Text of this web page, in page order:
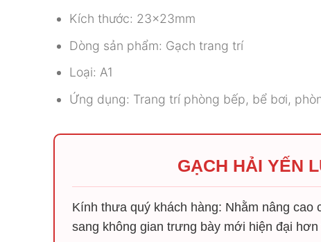
Kích thước: 23x23mm
Dòng sản phẩm: Gạch trang trí
Loại: A1
Ứng dụng: Trang trí phòng bếp, bể bơi,
GẠCH HẢI YẾN
Kính thưa quý khách hàng: Nhằm nâng
sang không gian trưng bày mới hiện đại hơn